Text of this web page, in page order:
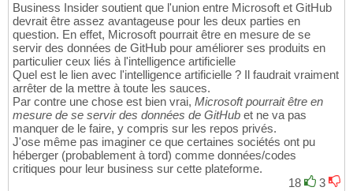
Business Insider soutient que l'union entre Microsoft et GitHub
devrait être assez avantageuse pour les deux parties en
question. En effet, Microsoft pourrait être en mesure de se
servir des données de GitHub pour améliorer ses produits en
particulier ceux liés à l'intelligence artificielle
Quel est le lien avec l'intelligence artificielle ? Il faudrait vraiment
arrêter de la mettre à toute les sauces.
Par contre une chose est bien vrai, Microsoft pourrait être en
mesure de se servir des données de GitHub et ne va pas
manquer de le faire, y compris sur les repos privés.
J'ose même pas imaginer ce que certaines sociétés ont pu
héberger (probablement à tord) comme données/codes
critiques pour leur business sur cette plateforme.
18
3